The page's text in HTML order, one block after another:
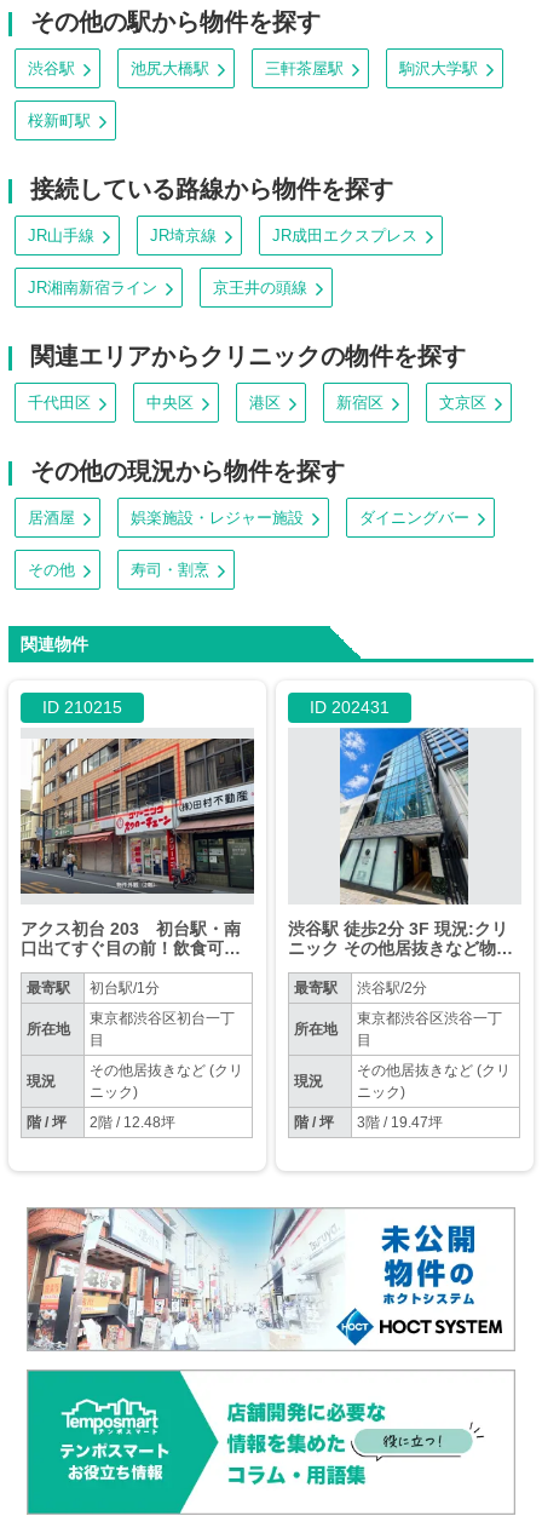
その他の駅から物件を探す
渋谷駅 池尻大橋駅 三軒茶屋駅 駒沢大学駅
桜新町駅
接続している路線から物件を探す
JR山手線 JR埼京線 JR成田エクスプレス
JR湘南新宿ライン 京王井の頭線
関連エリアからクリニックの物件を探す
千代田区 中央区 港区 新宿区 文京区
その他の現況から物件を探す
居酒屋 娯楽施設・レジャー施設 ダイニングバー
その他 寿司・割烹
関連物件
ID 210215
アクス初台 203 初台駅・南
口出てすぐ目の前！飲食可能
最寄駅 初台駅/1分
所在地
東京都渋谷区初台一丁
目
現況
その他居抜きなど (クリ
ニック)
階 / 坪
2階 / 12.48坪
ID 202431
渋谷駅 徒歩2分 3F 現況:クリ
ニック その他居抜きなど物件
最寄駅 渋谷駅/2分
所在地
東京都渋谷区渋谷一丁
目
現況
その他居抜きなど (クリ
ニック)
階 / 坪
3階 / 19.47坪